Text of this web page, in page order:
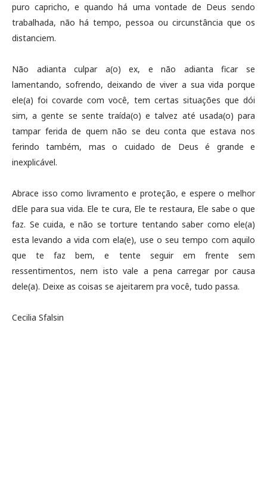
puro capricho, e quando há uma vontade de Deus sendo
trabalhada, não há tempo, pessoa ou circunstância que os
distanciem.
Não adianta culpar a(o) ex, e não adianta ficar se
lamentando, sofrendo, deixando de viver a sua vida porque
ele(a) foi covarde com você, tem certas situações que dói
sim, a gente se sente traída(o) e talvez até usada(o) para
tampar ferida de quem não se deu conta que estava nos
ferindo também, mas o cuidado de Deus é grande e
inexplicável.
Abrace isso como livramento e proteção, e espere o melhor
dEle para sua vida. Ele te cura, Ele te restaura, Ele sabe o que
faz. Se cuida, e não se torture tentando saber como ele(a)
esta levando a vida com ela(e), use o seu tempo com aquilo
que te faz bem, e tente seguir em frente sem
ressentimentos, nem isto vale a pena carregar por causa
dele(a). Deixe as coisas se ajeitarem pra você, tudo passa.
Cecilia Sfalsin